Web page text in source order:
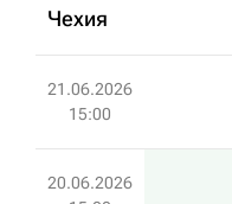
Чехия
21.06.2026
15:00
20.06.2026